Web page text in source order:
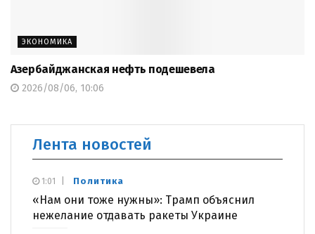
ЭКОНОМИКА
Азербайджанская нефть подешевела
2026/08/06, 10:06
Лента новостей
Политика
«Нам они тоже нужны»: Трамп объяснил
нежелание отдавать ракеты Украине
1:01